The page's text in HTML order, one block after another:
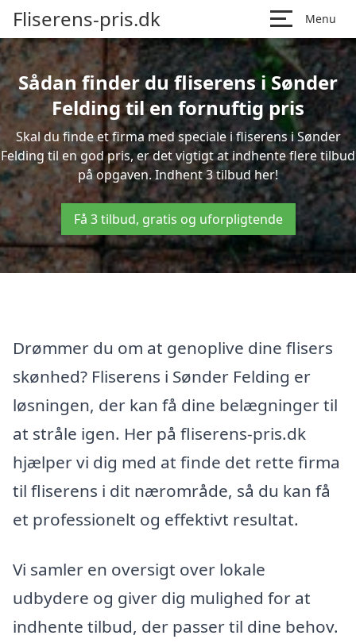
Fliserens-pris.dk Menu
Sådan finder du fliserens i Sønder
Felding til en fornuftig pris
Skal du finde et firma med speciale i fliserens i Sønder
Felding til en god pris, er det vigtigt at indhente flere tilbud
på opgaven. Indhent 3 tilbud her!
Få 3 tilbud, gratis og uforpligtende
Drømmer du om at genoplive dine flisers
skønhed? Fliserens i Sønder Felding er
løsningen, der kan få dine belægninger til
at stråle igen. Her på fliserens-pris.dk
hjælper vi dig med at finde det rette firma
til fliserens i dit nærområde, så du kan få
et professionelt og effektivt resultat.
Vi samler en oversigt over lokale
udbydere og giver dig mulighed for at
indhente tilbud, der passer til dine behov.